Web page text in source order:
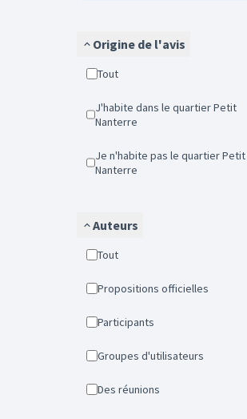
Origine de l'avis
Tout
J'habite dans le quartier Petit
Nanterre
Je n'habite pas le quartier Petit
Nanterre
Auteurs
Tout
Propositions officielles
Participants
Groupes d'utilisateurs
Des réunions